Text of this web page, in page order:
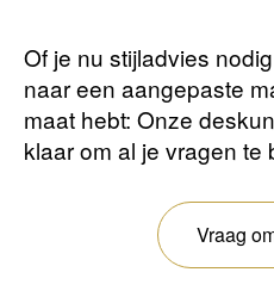
Of je nu stijladvies
naar een aangepaste
maat hebt: Onze
klaar om al je vragen te
Vraag